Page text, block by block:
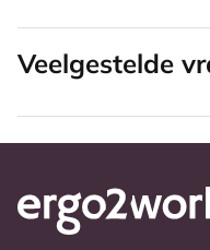
Veelgestelde